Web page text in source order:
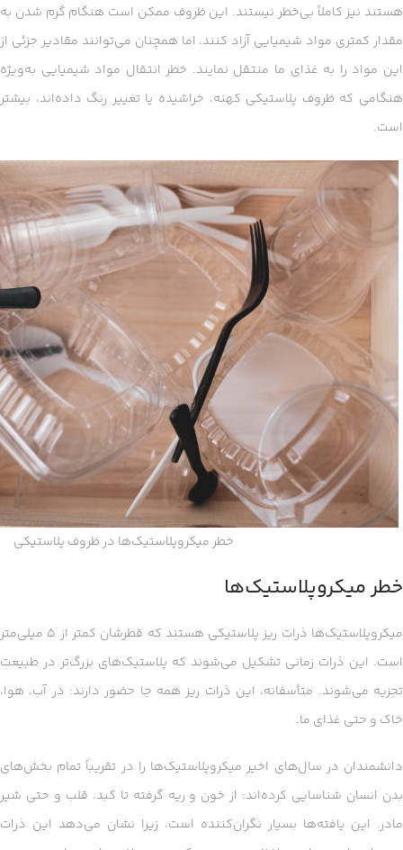
هستند نیز کاملاً بی‌خطر نیستند. این ظروف ممکن است هنگام گرم شدن به
مقدار کمتری مواد شیمیایی آزاد کنند، اما همچنان می‌توانند مقادیر جزئی از
این مواد را به غذای ما منتقل نمایند. خطر انتقال مواد شیمیایی به‌ویژه
هنگامی که ظروف پلاستیکی کهنه، خراشیده یا تغییر رنگ داده‌اند، بیشتر
است.
خطر میکروپلاستیک‌ها در ظروف پلاستیکی
خطر میکروپلاستیک‌ها
میکروپلاستیک‌ها ذرات ریز پلاستیکی هستند که قطرشان کمتر از ۵ میلی‌متر
است. این ذرات زمانی تشکیل می‌شوند که پلاستیک‌های بزرگ‌تر در طبیعت
تجزیه می‌شوند. متأسفانه، این ذرات ریز همه جا حضور دارند: در آب، هوا،
خاک و حتی غذای ما.
دانشمندان در سال‌های اخیر میکروپلاستیک‌ها را در تقریباً تمام بخش‌های
بدن انسان شناسایی کرده‌اند: از خون و ریه گرفته تا کبد، قلب و حتی شیر
مادر. این یافته‌ها بسیار نگران‌کننده است، زیرا نشان می‌دهد این ذرات